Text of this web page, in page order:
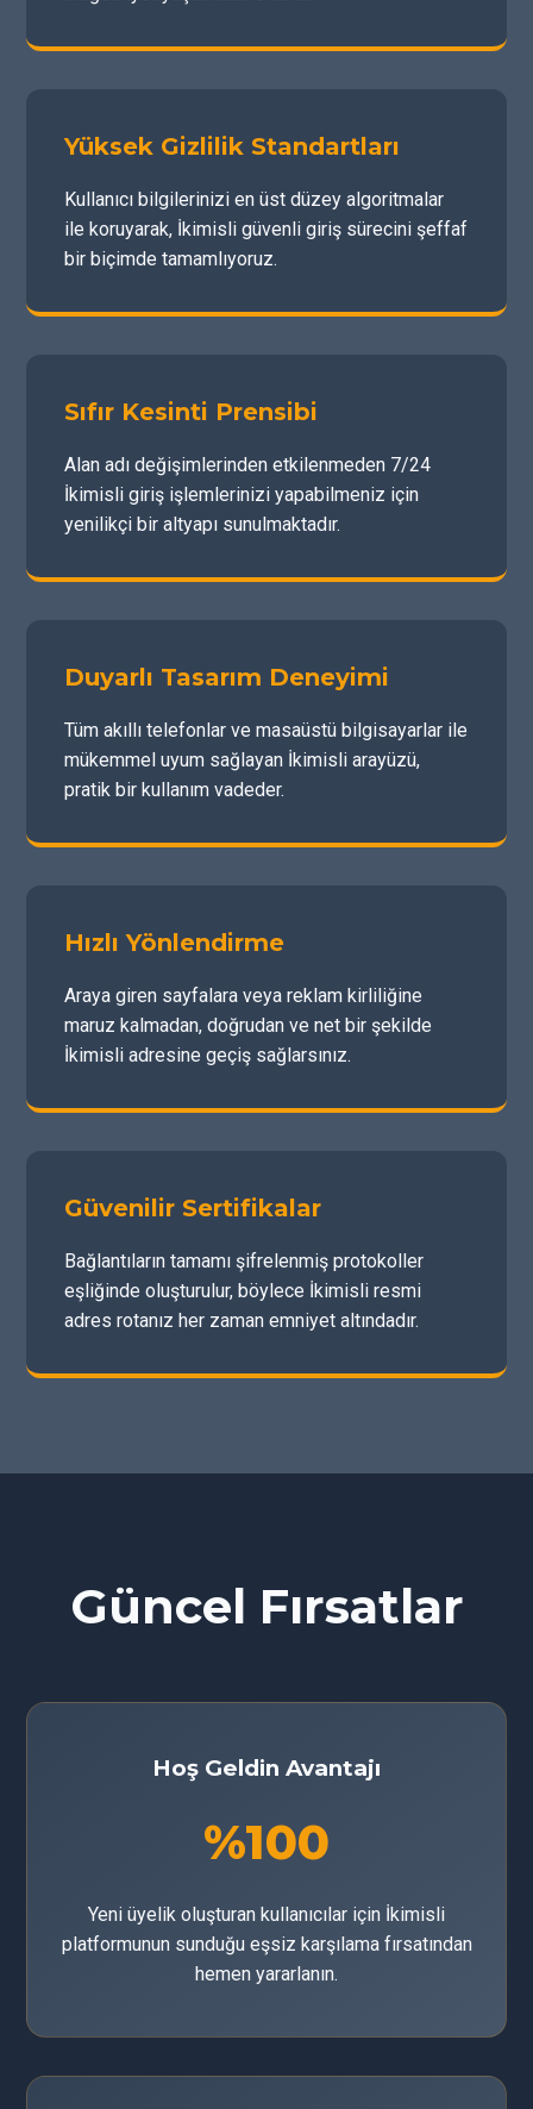
Yüksek Gizlilik Standartları
Kullanıcı bilgilerinizi en üst düzey algoritmalar
ile koruyarak, İkimisli güvenli giriş sürecini şeffaf
bir biçimde tamamlıyoruz.
Sıfır Kesinti Prensibi
Alan adı değişimlerinden etkilenmeden 7/24
İkimisli giriş işlemlerinizi yapabilmeniz için
yenilikçi bir altyapı sunulmaktadır.
Duyarlı Tasarım Deneyimi
Tüm akıllı telefonlar ve masaüstü bilgisayarlar ile
mükemmel uyum sağlayan İkimisli arayüzü,
pratik bir kullanım vadeder.
Hızlı Yönlendirme
Araya giren sayfalara veya reklam kirliliğine
maruz kalmadan, doğrudan ve net bir şekilde
İkimisli adresine geçiş sağlarsınız.
Güvenilir Sertifikalar
Bağlantıların tamamı şifrelenmiş protokoller
eşliğinde oluşturulur, böylece İkimisli resmi
adres rotanız her zaman emniyet altındadır.
Güncel Fırsatlar
Hoş Geldin Avantajı
%100
Yeni üyelik oluşturan kullanıcılar için İkimisli
platformunun sunduğu eşsiz karşılama fırsatından
hemen yararlanın.